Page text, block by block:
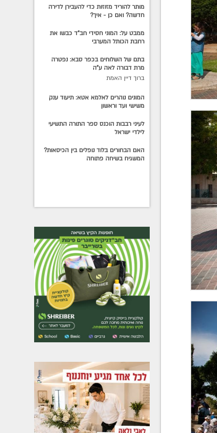
מותר להוריד מזוזות כדי להעבירן לדירה
חדשה? ואם כן - איך?
ממבט על: המוני חסידי חב"ד כבשו את
רחבת הכותל המערבי
בתם של השלוחים בכפר סבא: נפטרה
מרת דבורה לאה ע"ה
ברוך דיין האמת
המונים נוהרים לאלמא אטא: תיעוד ענק
משישי ועד וראשון
לעיני רבבות הוכנס ספר התורה התשיעי
לילדי ישראל
האם הבחורים בלוד נופלים בין הכיסאות?
המשגיח בשיחה פתוחה